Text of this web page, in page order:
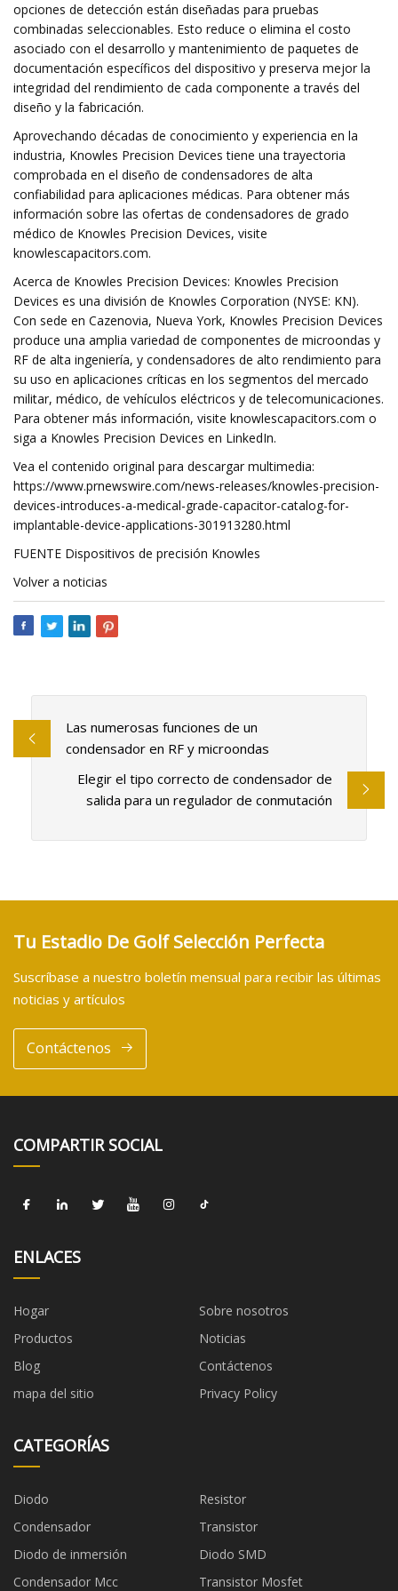
opciones de detección están diseñadas para pruebas
combinadas seleccionables. Esto reduce o elimina el costo
asociado con el desarrollo y mantenimiento de paquetes de
documentación específicos del dispositivo y preserva mejor la
integridad del rendimiento de cada componente a través del
diseño y la fabricación.
Aprovechando décadas de conocimiento y experiencia en la
industria, Knowles Precision Devices tiene una trayectoria
comprobada en el diseño de condensadores de alta
confiabilidad para aplicaciones médicas. Para obtener más
información sobre las ofertas de condensadores de grado
médico de Knowles Precision Devices, visite
knowlescapacitors.com.
Acerca de Knowles Precision Devices: Knowles Precision
Devices es una división de Knowles Corporation (NYSE: KN).
Con sede en Cazenovia, Nueva York, Knowles Precision Devices
produce una amplia variedad de componentes de microondas y
RF de alta ingeniería, y condensadores de alto rendimiento para
su uso en aplicaciones críticas en los segmentos del mercado
militar, médico, de vehículos eléctricos y de telecomunicaciones.
Para obtener más información, visite knowlescapacitors.com o
siga a Knowles Precision Devices en LinkedIn.
Vea el contenido original para descargar multimedia:
https://www.prnewswire.com/news-releases/knowles-precision-
devices-introduces-a-medical-grade-capacitor-catalog-for-
implantable-device-applications-301913280.html
FUENTE Dispositivos de precisión Knowles
Volver a noticias
Las numerosas funciones de un
condensador en RF y microondas
Elegir el tipo correcto de condensador de
salida para un regulador de conmutación
Tu Estadio De Golf Selección Perfecta
Suscríbase a nuestro boletín mensual para recibir las últimas
noticias y artículos
Contáctenos
COMPARTIR SOCIAL
ENLACES
Hogar
Sobre nosotros
Productos
Noticias
Blog
Contáctenos
mapa del sitio
Privacy Policy
CATEGORÍAS
Diodo
Resistor
Condensador
Transistor
Diodo de inmersión
Diodo SMD
Condensador Mcc
Transistor Mosfet